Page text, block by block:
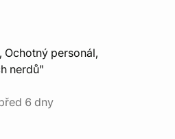
personál,
nerdů"
6 dny